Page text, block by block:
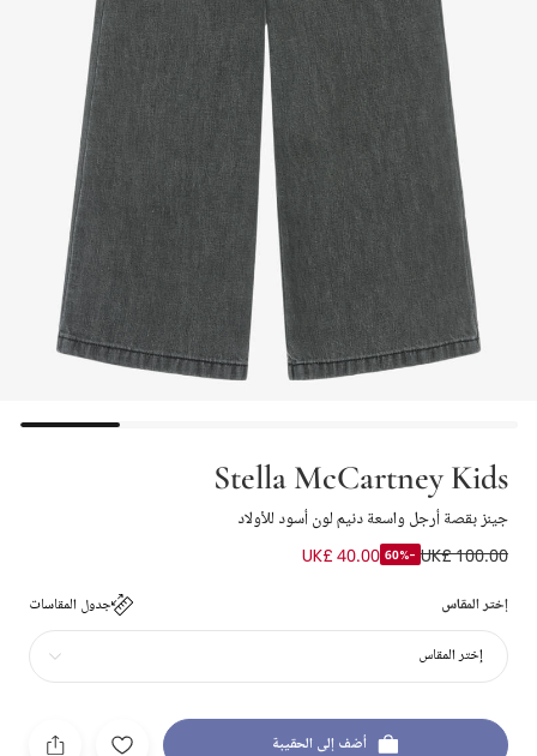
Stella McCartney Kids
جينز بقصة أرجل واسعة دنيم لون أسود للأولاد
UK£ 100.00
-60%
UK£ 40.00
إختر المقاس جدول المقاسات
إختر المقاس
أضف إلى الحقيبة